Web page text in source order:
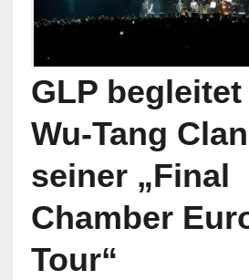
GLP begleitet
Wu-Tang
seiner „Final
Chamber
Tour“